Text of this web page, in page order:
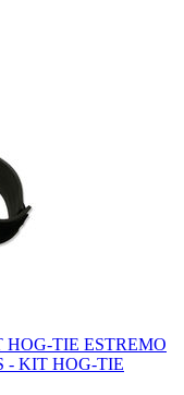
HOG-TIE ESTREMO
- KIT HOG-TIE